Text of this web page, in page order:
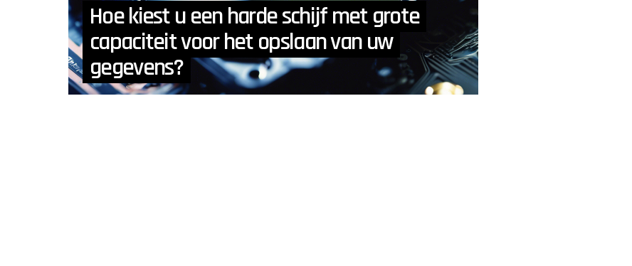
Hoe kiest u een harde schijf met grote
capaciteit voor het opslaan van uw
gegevens?